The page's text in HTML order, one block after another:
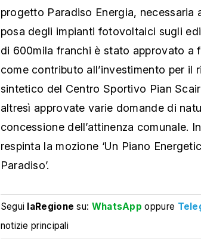
progetto Paradiso Energia, necessaria
posa degli impianti fotovoltaici sugli
di 600mila franchi è stato approvato a
come contributo all’investimento per il
sintetico del Centro Sportivo Pian
altresì approvate varie domande di
concessione dell’attinenza comunale.
respinta la mozione ‘Un Piano
Paradiso’.
Segui laRegione su: WhatsApp oppure
notizie principali